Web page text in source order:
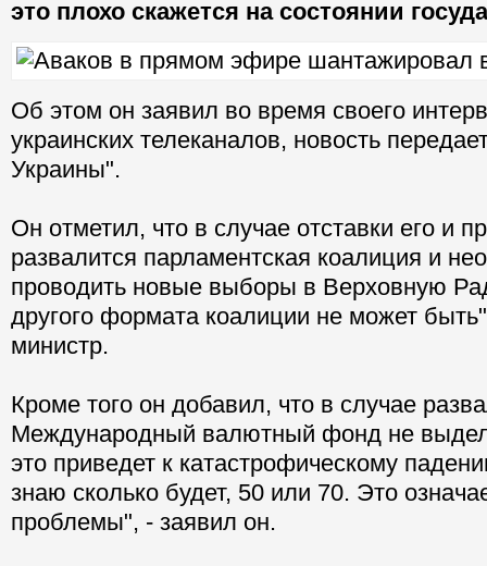
это плохо скажется на состоянии
Об этом он заявил во время своего
украинских телеканалов, новость
Украины".
Он отметил, что в случае отставки его и
развалится парламентская коалиция и
проводить новые выборы в Верховную
другого формата коалиции не может
министр.
Кроме того он добавил, что в случае
Международный валютный фонд не
это приведет к катастрофическому
знаю сколько будет, 50 или 70. Это
проблемы", - заявил он.